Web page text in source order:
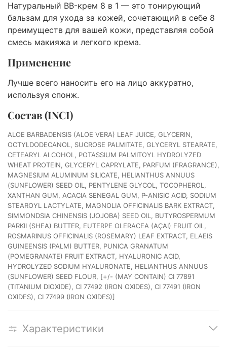
Натуральный BB-крем 8 в 1 — это тонирующий
бальзам для ухода за кожей, сочетающий в себе 8
преимуществ для вашей кожи, представляя собой
смесь макияжа и легкого крема.
Применение
Лучше всего наносить его на лицо аккуратно,
используя спонж.
Состав (INCI)
ALOE BARBADENSIS (ALOE VERA) LEAF JUICE, GLYCERIN,
OCTYLDODECANOL, SUCROSE PALMITATE, GLYCERYL STEARATE,
CETEARYL ALCOHOL, POTASSIUM PALMITOYL HYDROLYZED
WHEAT PROTEIN, GLYCERYL CAPRYLATE, PARFUM (FRAGRANCE),
MAGNESIUM ALUMINUM SILICATE, HELIANTHUS ANNUUS
(SUNFLOWER) SEED OIL, PENTYLENE GLYCOL, TOCOPHEROL,
XANTHAN GUM, ACACIA SENEGAL GUM, P-ANISIC ACID, SODIUM
STEAROYL LACTYLATE, MAGNOLIA OFFICINALIS BARK EXTRACT,
SIMMONDSIA CHINENSIS (JOJOBA) SEED OIL, BUTYROSPERMUM
PARKII (SHEA) BUTTER, EUTERPE OLERACEA (AÇAI) FRUIT OIL,
ROSMARINUS OFFICINALIS (ROSEMARY) LEAF EXTRACT, ELAEIS
GUINEENSIS (PALM) BUTTER, PUNICA GRANATUM
(POMEGRANATE) FRUIT EXTRACT, HYALURONIC ACID,
HYDROLYZED SODIUM HYALURONATE, HELIANTHUS ANNUUS
(SUNFLOWER) SEED FLOUR, [+/- (MAY CONTAIN) CI 77891
(TITANIUM DIOXIDE), CI 77492 (IRON OXIDES), CI 77491 (IRON
OXIDES), CI 77499 (IRON OXIDES)]
Характеристики